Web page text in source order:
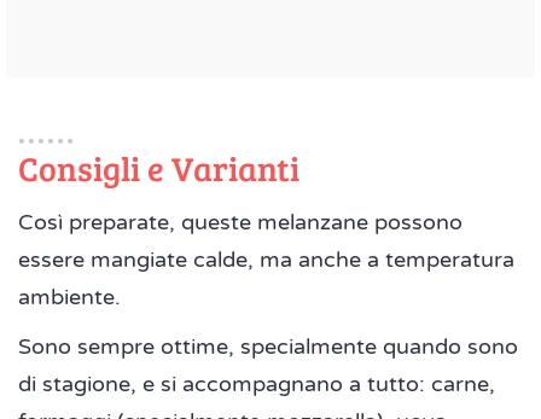
Consigli e Varianti
Così preparate, queste melanzane possono
essere mangiate calde, ma anche a temperatura
ambiente.
Sono sempre ottime, specialmente quando sono
di stagione, e si accompagnano a tutto: carne,